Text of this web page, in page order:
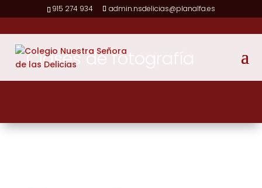
915 274 934 admin.nsdelicias@planalfa.es
Clases de fotografía